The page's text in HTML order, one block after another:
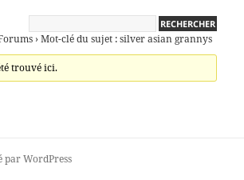
› Mot-clé du sujet : silver asian grannys
trouvé ici.
par WordPress